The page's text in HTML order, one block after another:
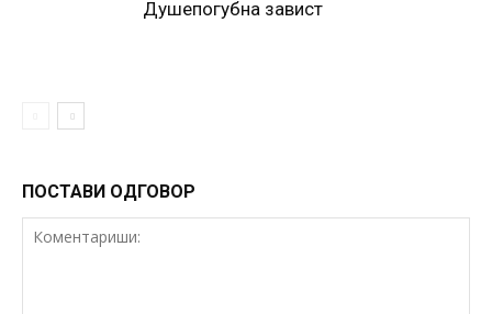
Душепогубна завист
ПОСТАВИ ОДГОВОР